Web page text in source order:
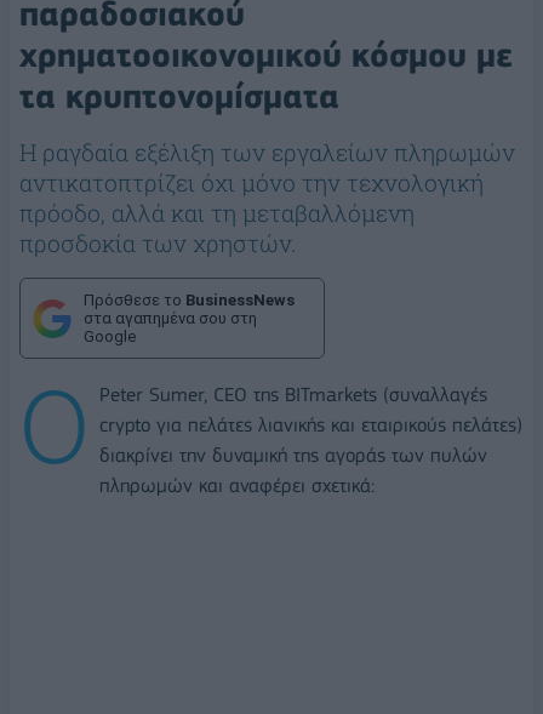
παραδοσιακού
χρηματοοικονομικού κόσμου με
τα κρυπτονομίσματα
Η ραγδαία εξέλιξη των εργαλείων πληρωμών
αντικατοπτρίζει όχι μόνο την τεχνολογική
πρόοδο, αλλά και τη μεταβαλλόμενη
προσδοκία των χρηστών.
Πρόσθεσε το BusinessNews
στα αγαπημένα σου στη
Google
Ο
Peter Sumer, CEO της BITmarkets (συναλλαγές
crypto για πελάτες λιανικής και εταιρικούς πελάτες)
διακρίνει την δυναμική της αγοράς των πυλών
πληρωμών και αναφέρει σχετικά: